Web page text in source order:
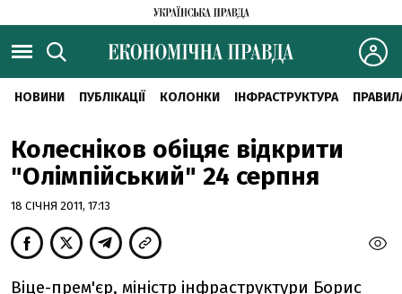
НОВИНИ ПУБЛІКАЦІЇ КОЛОНКИ ІНФРАСТРУКТУРА
Колесніков обіцяє відкрити
"Олімпійський" 24 серпня
18 СІЧНЯ 2011, 17:13
Віце-прем'єр, міністр інфраструктури Борис